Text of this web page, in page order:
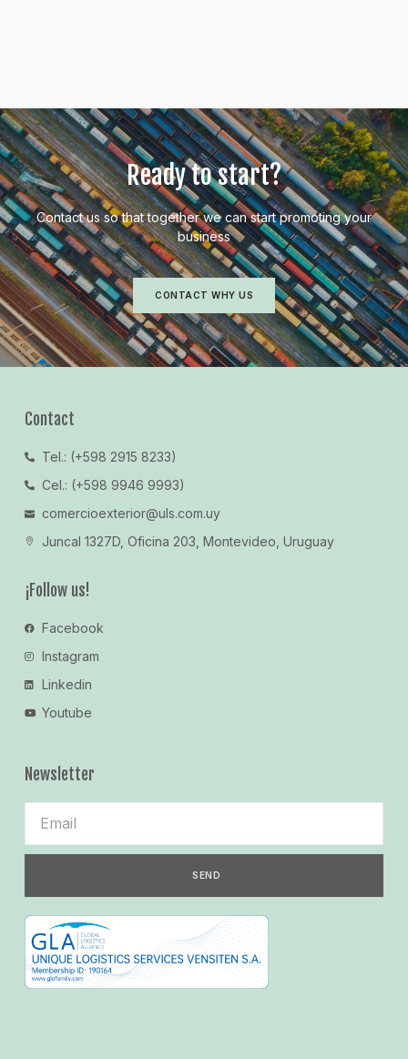
Ready to start?
Contact us so that together we can start promoting your
business
CONTACT WHY US
Contact
Tel.: (+598 2915 8233)
Cel.: (+598 9946 9993)
comercioexterior@uls.com.uy
Juncal 1327D, Oficina 203, Montevideo, Uruguay
¡Follow us!
Facebook
Instagram
Linkedin
Youtube
Newsletter
SEND